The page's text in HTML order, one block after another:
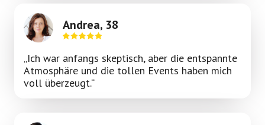
Andrea, 38
„Ich war anfangs skeptisch, aber die entspannte
Atmosphäre und die tollen Events haben mich
voll überzeugt.“